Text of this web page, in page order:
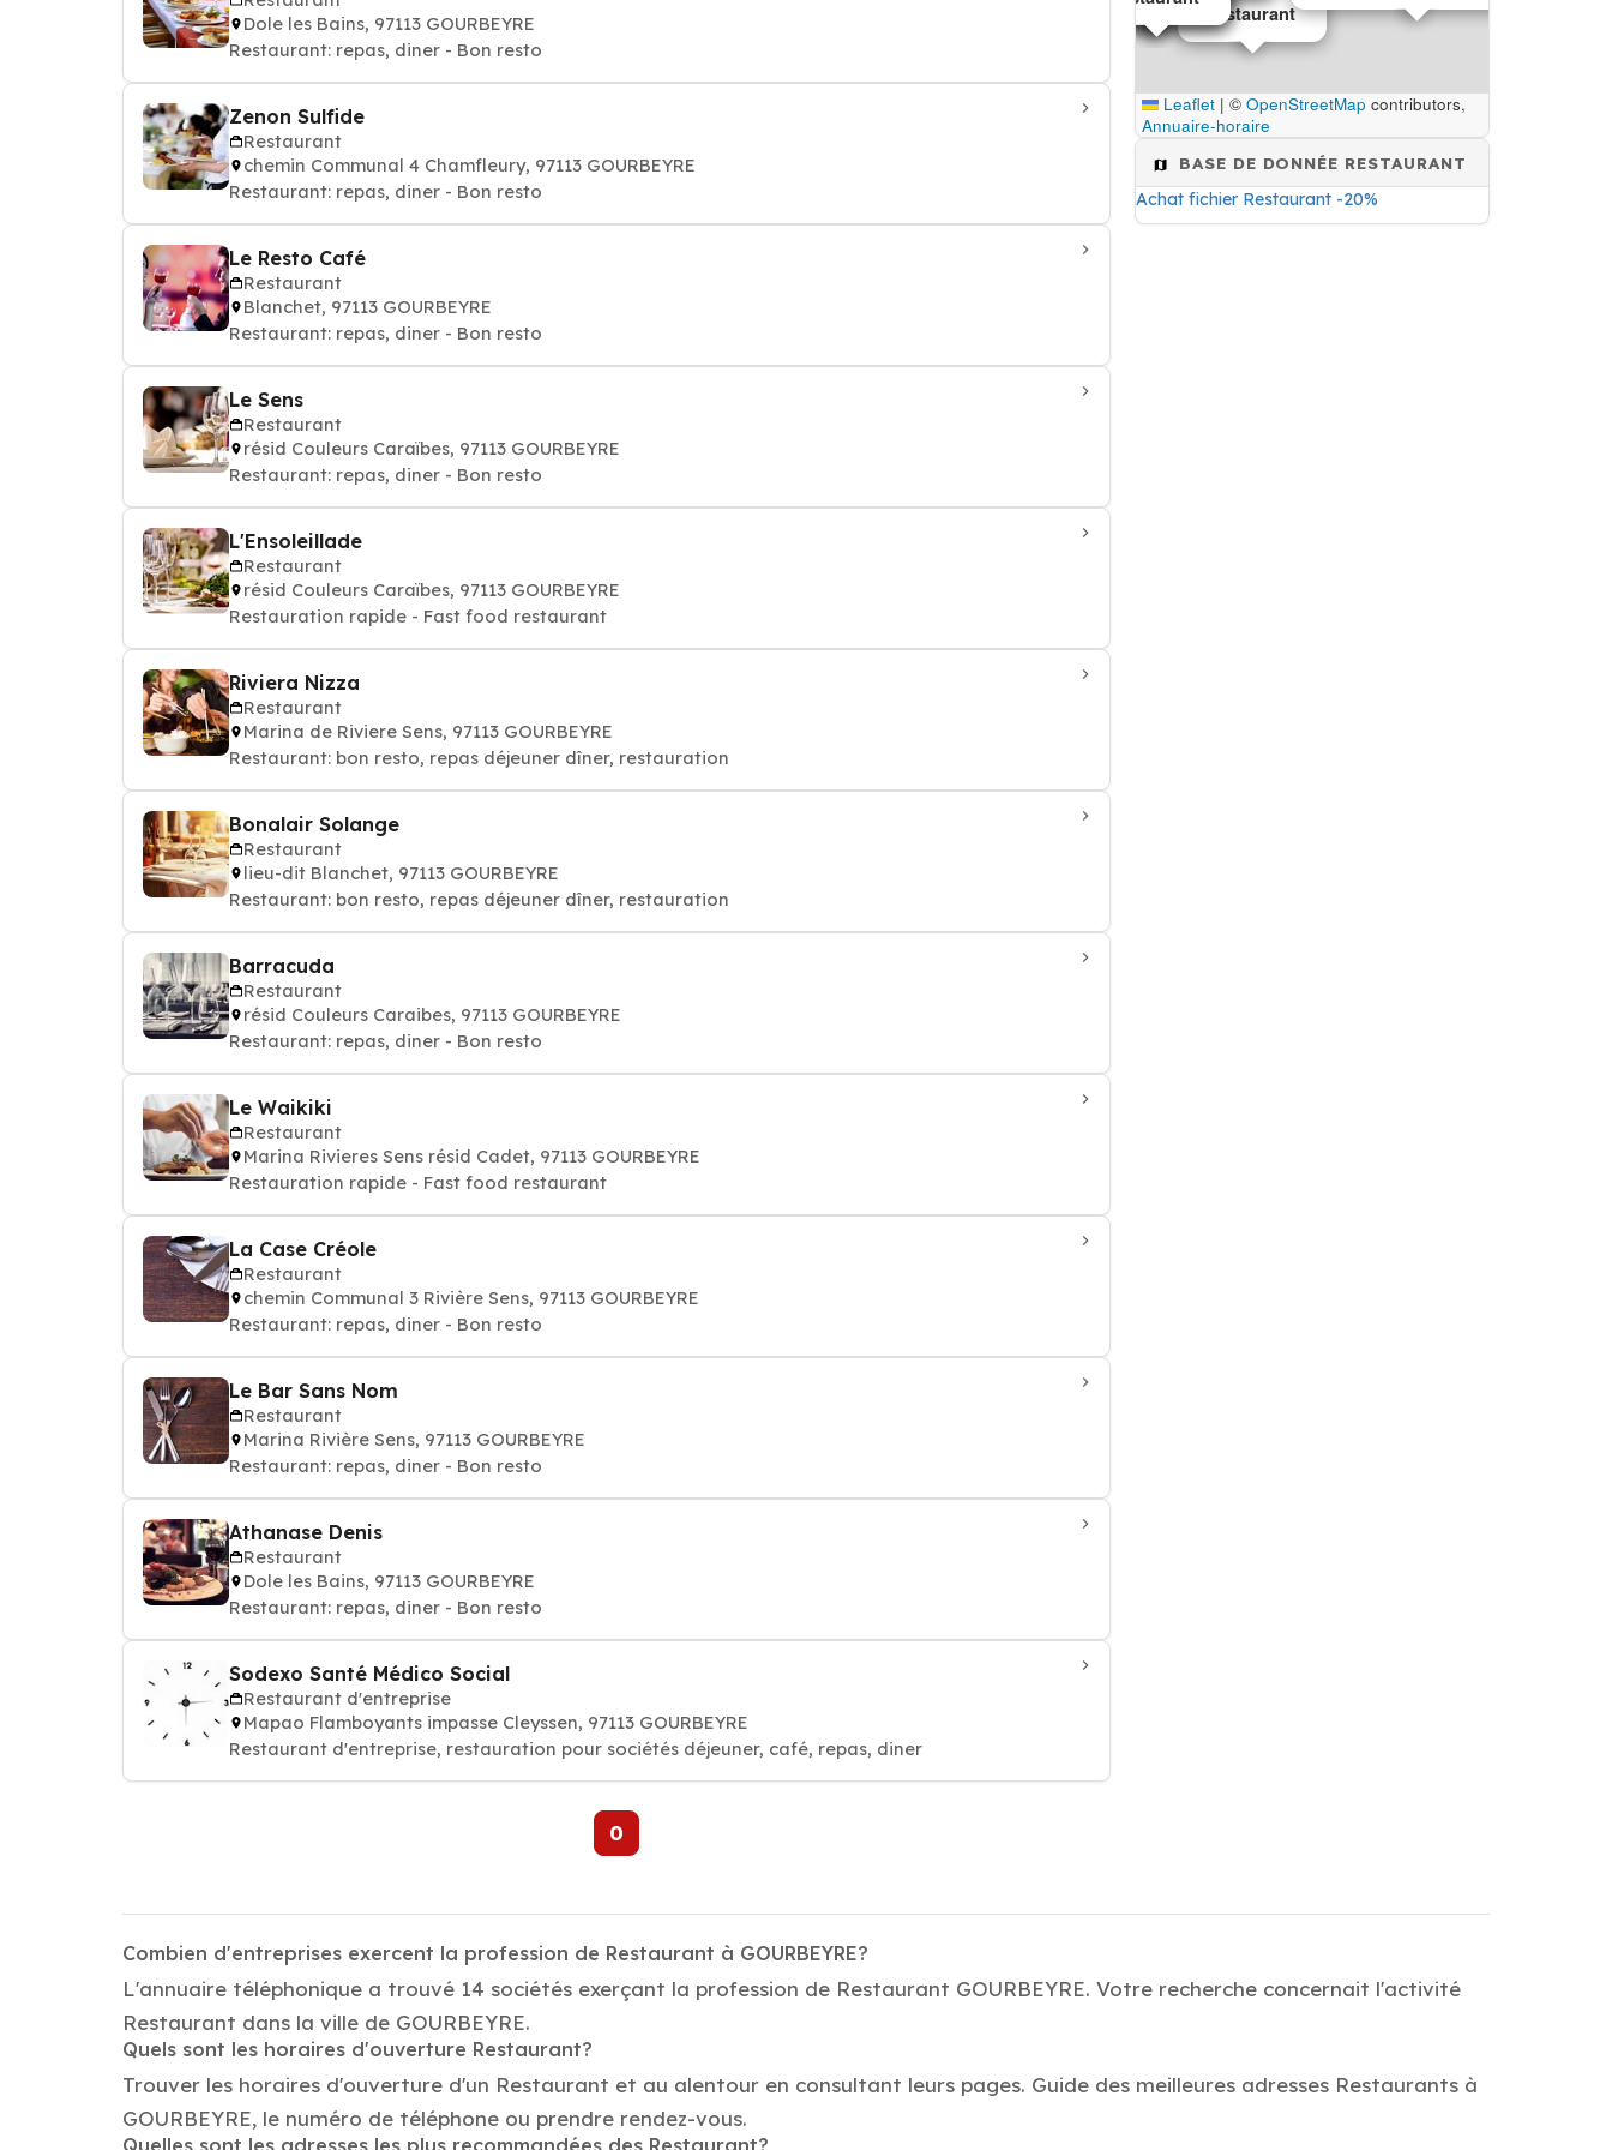
Dole les Bains, 97113 GOURBEYRE
Restaurant: repas, diner - Bon resto
Zenon Sulfide
Restaurant
chemin Communal 4 Chamfleury, 97113 GOURBEYRE
Restaurant: repas, diner - Bon resto
Le Resto Café
Restaurant
Blanchet, 97113 GOURBEYRE
Restaurant: repas, diner - Bon resto
Le Sens
Restaurant
résid Couleurs Caraïbes, 97113 GOURBEYRE
Restaurant: repas, diner - Bon resto
L'Ensoleillade
Restaurant
résid Couleurs Caraïbes, 97113 GOURBEYRE
Restauration rapide - Fast food restaurant
Riviera Nizza
Restaurant
Marina de Riviere Sens, 97113 GOURBEYRE
Restaurant: bon resto, repas déjeuner dîner, restauration
Bonalair Solange
Restaurant
lieu-dit Blanchet, 97113 GOURBEYRE
Restaurant: bon resto, repas déjeuner dîner, restauration
Barracuda
Restaurant
résid Couleurs Caraibes, 97113 GOURBEYRE
Restaurant: repas, diner - Bon resto
Le Waikiki
Restaurant
Marina Rivieres Sens résid Cadet, 97113 GOURBEYRE
Restauration rapide - Fast food restaurant
La Case Créole
Restaurant
chemin Communal 3 Rivière Sens, 97113 GOURBEYRE
Restaurant: repas, diner - Bon resto
Le Bar Sans Nom
Restaurant
Marina Rivière Sens, 97113 GOURBEYRE
Restaurant: repas, diner - Bon resto
Athanase Denis
Restaurant
Dole les Bains, 97113 GOURBEYRE
Restaurant: repas, diner - Bon resto
Sodexo Santé Médico Social
Restaurant d'entreprise
Mapao Flamboyants impasse Cleyssen, 97113 GOURBEYRE
Restaurant d'entreprise, restauration pour sociétés déjeuner, café, repas, diner
0
Restaurant
Leaflet | © OpenStreetMap contributors,
Annuaire-horaire
BASE DE DONNÉE RESTAURANT
Achat fichier Restaurant -20%
Combien d'entreprises exercent la profession de Restaurant à GOURBEYRE?
L'annuaire téléphonique a trouvé 14 sociétés exerçant la profession de Restaurant GOURBEYRE. Votre recherche concernait l'activité
Restaurant dans la ville de GOURBEYRE.
Quels sont les horaires d'ouverture Restaurant?
Trouver les horaires d'ouverture d'un Restaurant et au alentour en consultant leurs pages. Guide des meilleures adresses Restaurants à
GOURBEYRE, le numéro de téléphone ou prendre rendez-vous.
Quelles sont les adresses les plus recommandées des Restaurant?